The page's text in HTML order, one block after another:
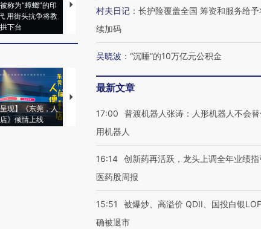
称为“蟑螂”的印
用街头抗争将教
下台
视线｜“入侵”还是“人道危
机”？难民潮撕裂西班牙
飞地休达
湖北宜昌局部短时降雨
128毫米 紧急转移近
呈现】《东莞，人
》倾情上线
【推广】走进第四届链博
会，让数智科技“链”接产
【特别呈现】寻找100种
有意思的生活方式·第三对
村夫日记 ： 长护险覆盖全国 筹资和服务给
续加码
吴晓波 ： “沉睡”的10万亿元公积金
最新文章
17:00
普渡机器人张涛：人形机器人不会
用机器人
16:14 创新药再活跃，龙头上调全年业绩指
医药股周报
15:51
被爆炒、高溢价 QDII、国投白银
确被退市